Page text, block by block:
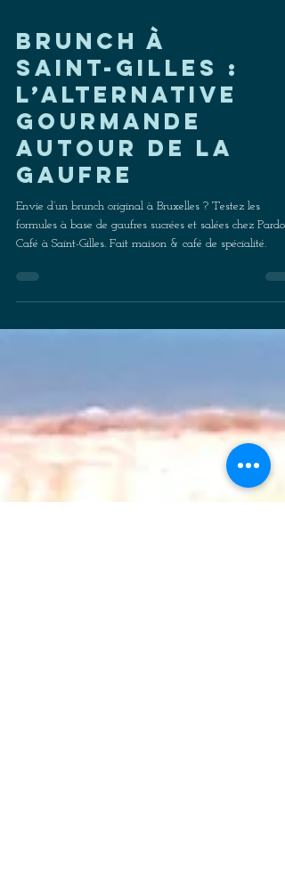
Brunch à
Saint-Gilles :
l’alternative
gourmande
autour de la
gaufre
Envie d’un brunch original à Bruxelles ? Testez les
formules à base de gaufres sucrées et salées chez Pardon